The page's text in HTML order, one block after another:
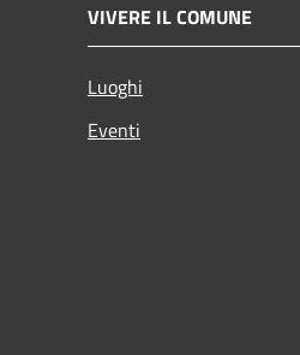
VIVERE IL COMUNE
Luoghi
Eventi